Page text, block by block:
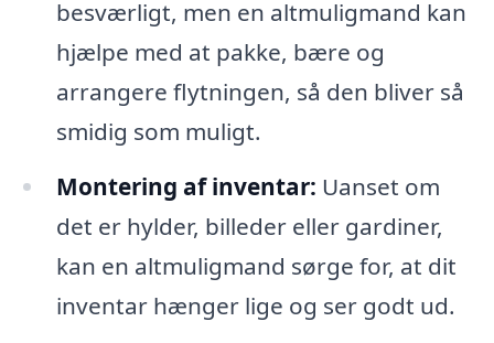
besværligt, men en altmuligmand kan
hjælpe med at pakke, bære og
arrangere flytningen, så den bliver så
smidig som muligt.
Montering af inventar: Uanset om
det er hylder, billeder eller gardiner,
kan en altmuligmand sørge for, at dit
inventar hænger lige og ser godt ud.